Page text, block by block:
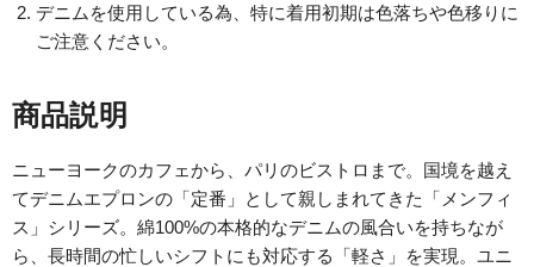
デニムを使用している為、特に着用初期は色落ちや色移りに
ご注意ください。
商品説明
ニューヨークのカフェから、パリのビストロまで。国境を越え
てデニムエプロンの「定番」として親しまれてきた「メンフィ
ス」シリーズ。綿100%の本格的なデニムの風合いを持ちなが
ら、長時間の忙しいシフトにも対応する「軽さ」を実現。ユニ